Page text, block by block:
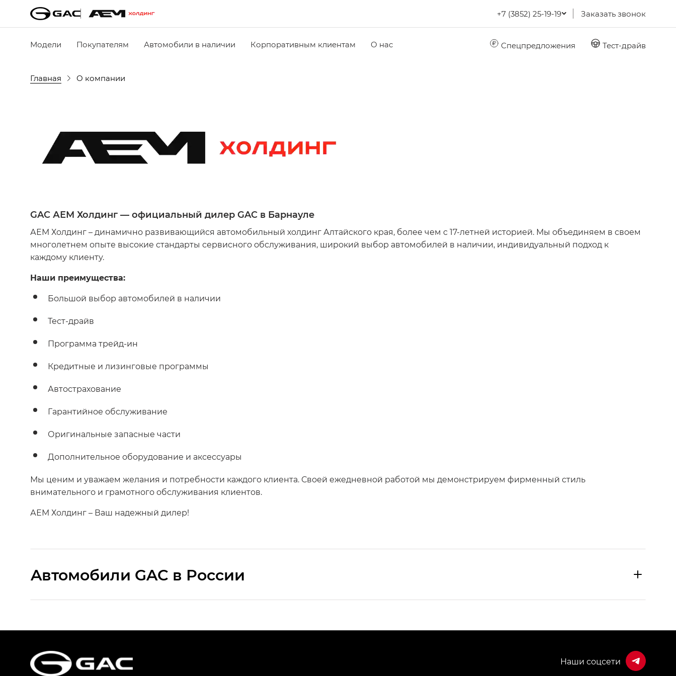
+7 (3852) 25-19-19 Заказать звонок
Модели Покупателям Автомобили в наличии Корпоративным клиентам О нас Спецпредложения Тест-драйв
Главная О компании
GAC АЕМ Холдинг — официальный дилер GAC в Барнауле
АЕМ Холдинг – динамично развивающийся автомобильный холдинг Алтайского края, более чем с 17-летней историей. Мы объединяем в своем
многолетнем опыте высокие стандарты сервисного обслуживания, широкий выбор автомобилей в наличии, индивидуальный подход к
каждому клиенту.
Наши преимущества:
Большой выбор автомобилей в наличии
Тест-драйв
Программа трейд-ин
Кредитные и лизинговые программы
Автострахование
Гарантийное обслуживание
Оригинальные запасные части
Дополнительное оборудование и аксессуары
Мы ценим и уважаем желания и потребности каждого клиента. Своей ежедневной работой мы демонстрируем фирменный стиль
внимательного и грамотного обслуживания клиентов.
АЕМ Холдинг – Ваш надежный дилер!
Aвтомобили GAC в России
HYPTEC HT — Хайптек Эйч Ти (HYPTEC HT) в комплектации Экс ПРЕМИУМ — EX PREMIUM